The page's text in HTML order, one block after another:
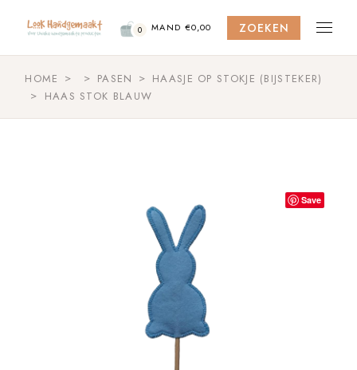
content
0 MAND €0,00 ZOEKEN
HOME PASEN
HAASJE OP STOKJE (BIJSTEKER)
HAAS STOK BLAUW
Save